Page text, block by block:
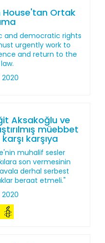
House'tan Ortak
and democratic rights
urgently work to
and return to the
2020
Aksakoğlu ve
müebbet
karşıya
muhalif sesler
son vermesinin
derhal serbest
beraat etmeli."
2020